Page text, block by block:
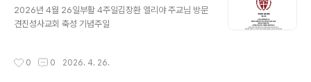
2026년 4월 26일부활 4주일김장환 엘리야 주교님 방문
견진성사교회 축성 기념주일
0 0 2026. 4. 26.